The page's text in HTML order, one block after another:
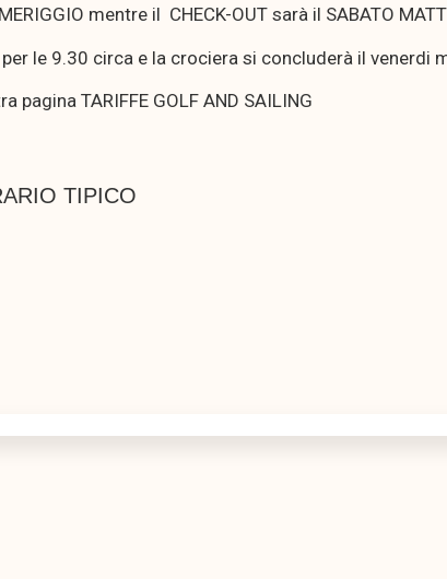
mentre il CHECK-OUT sarà il SABATO
le 9.30 circa e la crociera si concluderà il venerdi
pagina TARIFFE GOLF AND SAILING
TIPICO